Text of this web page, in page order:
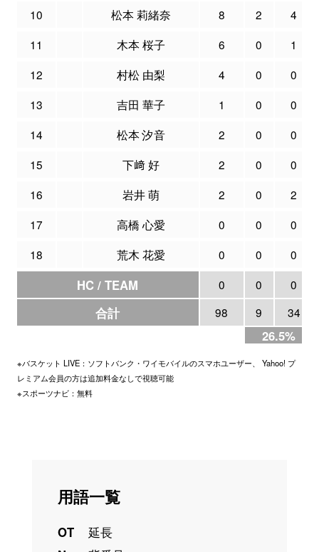
10 松本 莉緒奈 8 2
4
11
木本 桜子 6 0
1
12
村松 由梨 4 0
0
13
吉田 華子 1 0
0
14
松本 汐音 2 0
0
15
下﨑 好 2 0
0
16
岩井 萌 2 0
2
17
高橋 心愛 0 0
0
18
荒木 花愛 0 0 0
HC / TEAM 0 0 0
合計 98 9 34
26.5%
※バスケット LIVE：ソフトバンク・ワイモバイルのスマホユーザー、 Yahoo! プ
レミアム会員の方は追加料金なしで視聴可能
※スポーツナビ：無料
用語一覧
OT
延長